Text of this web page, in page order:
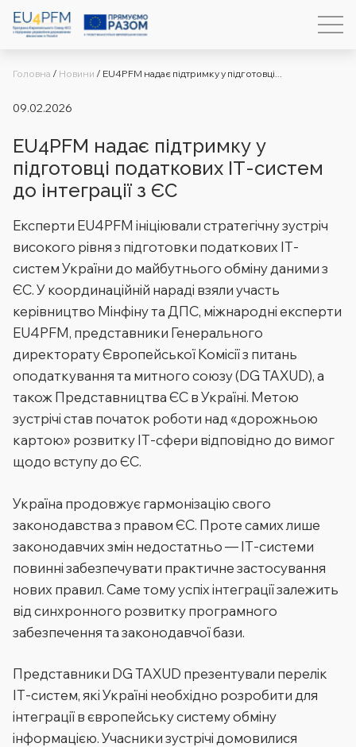
Головна / Новини / EU4PFM надає підтримку у підготовці...
09.02.2026
EU4PFM надає підтримку у
підготовці податкових ІТ-систем
до інтеграції з ЄС
Експерти EU4PFM ініціювали стратегічну зустріч
високого рівня з підготовки податкових ІТ-
систем України до майбутнього обміну даними з
ЄС. У координаційній нараді взяли участь
керівництво Мінфіну та ДПС, міжнародні експерти
EU4PFM, представники Генерального
директорату Європейської Комісії з питань
оподаткування та митного союзу (DG TAXUD), а
також Представництва ЄС в Україні. Метою
зустрічі став початок роботи над «дорожньою
картою» розвитку ІТ-сфери відповідно до вимог
щодо вступу до ЄС.
Україна продовжує гармонізацію свого
законодавства з правом ЄС. Проте самих лише
законодавчих змін недостатньо — ІТ-системи
повинні забезпечувати практичне застосування
нових правил. Саме тому успіх інтеграції залежить
від синхронного розвитку програмного
забезпечення та законодавчої бази.
Представники DG TAXUD презентували перелік
ІТ-систем, які Україні необхідно розробити для
інтеграції в європейську систему обміну
інформацією. Учасники зустрічі домовилися